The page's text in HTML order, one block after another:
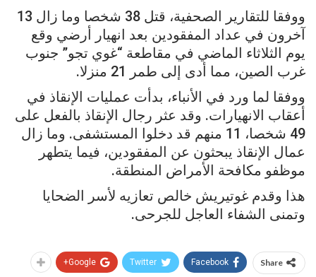
ووفقا للتقارير الصحفية، قتل 38 شخصا وما زال 13
آخرون في عداد المفقودين بعد انهيار أرضي وقع
يوم الثلاثاء الماضي في مقاطعة “غوي تجو” جنوب
غرب الصين، مما أدى إلى طمر 21 منزلا.
ووفقا لما ورد في الأنباء، بدأت عمليات الإنقاذ في
أعقاب الانهيارات. وقد عثر رجال الإنقاذ بالفعل على
49 شخصا، 11 منهم قد دخلوا المستشفى. وما زال
عمال الإنقاذ يبحثون عن المفقودين، فيما يتطهر
موظفو مكافحة الأمراض المنطقة.
هذا وقدم غوتيريش خالص تعازيه لأسر الضحايا
وتمنى الشفاء العاجل للجرحى.
Share
Facebook
Twitter
Google+